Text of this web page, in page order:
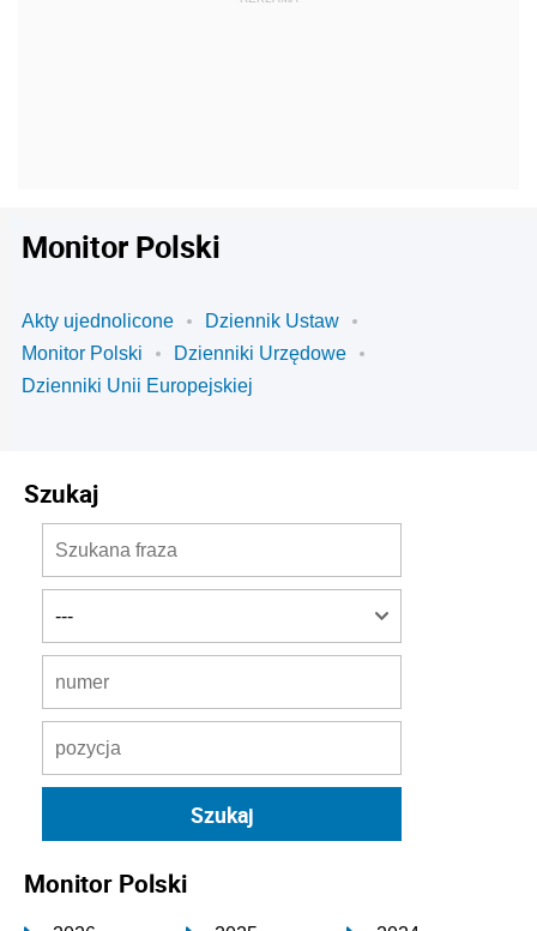
Monitor Polski
Akty ujednolicone
Dziennik Ustaw
Monitor Polski
Dzienniki Urzędowe
Dzienniki Unii Europejskiej
Szukaj
Monitor Polski